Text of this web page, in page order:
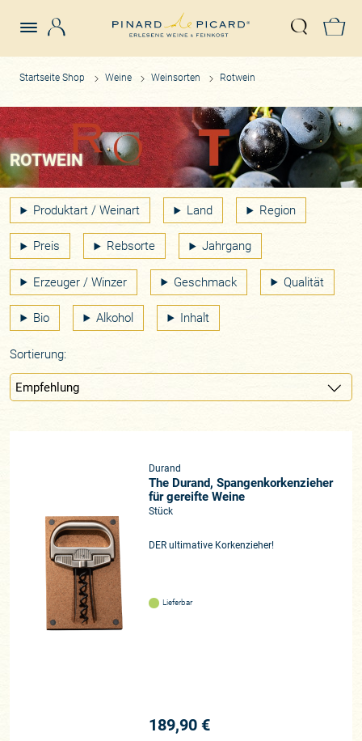
Suche
Startseite Shop Weine Weinsorten Rotwein
ROTWEIN
Produktart / Weinart Land Region
Preis Rebsorte Jahrgang
Erzeuger / Winzer Geschmack Qualität
Bio Alkohol Inhalt
Sortierung:
Durand
The Durand, Spangenkorkenzieher
für gereifte Weine
Stück
DER ultimative Korkenzieher!
Lieferbar
189,90 €